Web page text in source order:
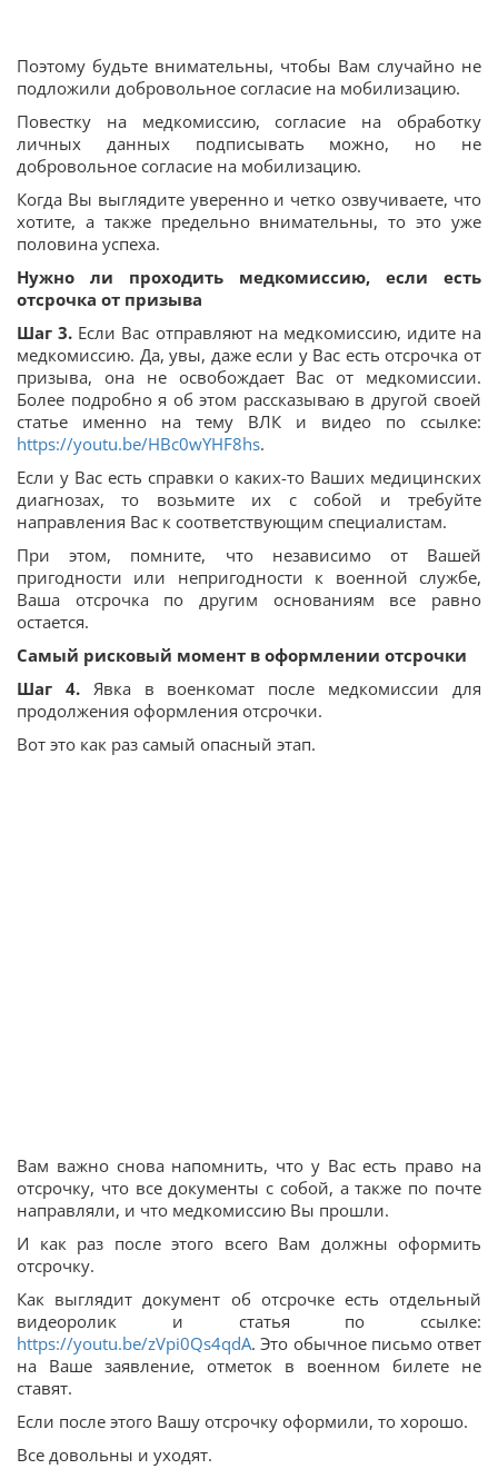
Поэтому будьте внимательны, чтобы Вам случайно не
подложили добровольное согласие на мобилизацию.
Повестку на медкомиссию, согласие на обработку
личных данных подписывать можно, но не
добровольное согласие на мобилизацию.
Когда Вы выглядите уверенно и четко озвучиваете, что
хотите, а также предельно внимательны, то это уже
половина успеха.
Нужно ли проходить медкомиссию, если есть
отсрочка от призыва
Шаг 3. Если Вас отправляют на медкомиссию, идите на
медкомиссию. Да, увы, даже если у Вас есть отсрочка от
призыва, она не освобождает Вас от медкомиссии.
Более подробно я об этом рассказываю в другой своей
статье именно на тему ВЛК и видео по ссылке:
https://youtu.be/HBc0wYHF8hs.
Если у Вас есть справки о каких-то Ваших медицинских
диагнозах, то возьмите их с собой и требуйте
направления Вас к соответствующим специалистам.
При этом, помните, что независимо от Вашей
пригодности или непригодности к военной службе,
Ваша отсрочка по другим основаниям все равно
остается.
Самый рисковый момент в оформлении отсрочки
Шаг 4.Явка в военкомат после медкомиссии для
продолжения оформления отсрочки.
Вот это как раз самый опасный этап.
Вам важно снова напомнить, что у Вас есть право на
отсрочку, что все документы с собой, а также по почте
направляли, и что медкомиссию Вы прошли.
И как раз после этого всего Вам должны оформить
отсрочку.
Как выглядит документ об отсрочке есть отдельный
видеоролик и статья по ссылке:
https://youtu.be/zVpi0Qs4qdA. Это обычное письмо ответ
на Ваше заявление, отметок в военном билете не
ставят.
Если после этого Вашу отсрочку оформили, то хорошо.
Все довольны и уходят.